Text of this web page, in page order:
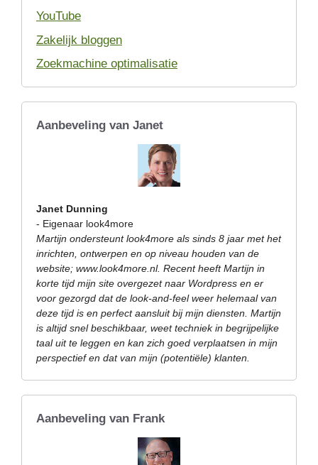
YouTube
Zakelijk bloggen
Zoekmachine optimalisatie
Aanbeveling van Janet
Janet Dunning
- Eigenaar look4more
Martijn ondersteunt look4more als sinds 8 jaar met het
inrichten, ontwerpen en op niveau houden van de
website; www.look4more.nl. Recent heeft Martijn in
korte tijd mijn site overgezet naar Wordpress en er
voor gezorgd dat de look-and-feel weer helemaal van
deze tijd is en perfect aansluit bij mijn diensten. Martijn
is altijd snel beschikbaar, weet techniek in begrijpelijke
taal uit te leggen en kan zich goed verplaatsen in mijn
perspectief en dat van mijn (potentiële) klanten.
Aanbeveling van Frank